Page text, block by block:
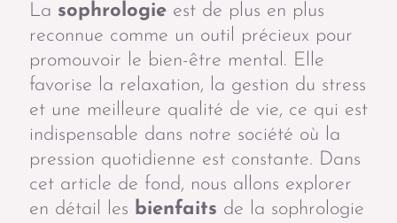
La sophrologie est de plus en plus
reconnue comme un outil précieux pour
promouvoir le bien-être mental. Elle
favorise la relaxation, la gestion du stress
et une meilleure qualité de vie, ce qui est
indispensable dans notre société où la
pression quotidienne est constante. Dans
cet article de fond, nous allons explorer
en détail les bienfaits de la sophrologie